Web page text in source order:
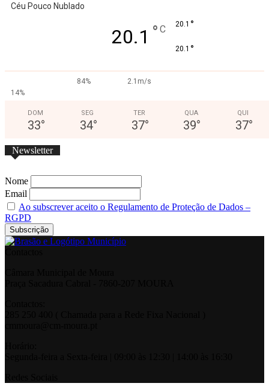
Céu Pouco Nublado
20.1 ° C 20.1 °
20.1 °
84%
2.1m/s
14%
DOM
33°
SEG
34°
TER
37°
QUA
39°
QUI
37°
Newsletter
Nome
Email
Ao subscrever aceito o Regulamento de Proteção de Dados –
RGPD